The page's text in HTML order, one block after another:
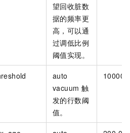
望回收脏数
据的频率更
高，可以通
过调低比例
阈值实现。
auto
vacuum 触
发的行数阈
值。
10000